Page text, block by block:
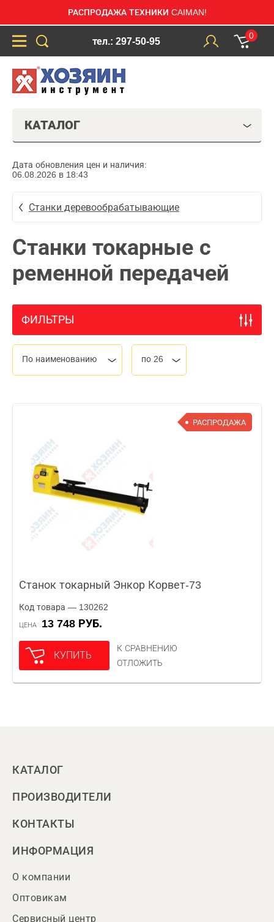
РАСПРОДАЖА ТЕХНИКИ CAIMAN!
тел.: 297-50-95
0
КАТАЛОГ
Дата обновления цен и наличия:
06.08.2026 в 18:43
Станки деревообрабатывающие
Станки токарные с
ременной передачей
ФИЛЬТРЫ
По наименованию по 26
РАСПРОДАЖА
Станок токарный Энкор Корвет-73
Код товара — 130262
ЦЕНА 13 748 РУБ.
КУПИТЬ
К СРАВНЕНИЮ
ОТЛОЖИТЬ
КАТАЛОГ
ПРОИЗВОДИТЕЛИ
КОНТАКТЫ
ИНФОРМАЦИЯ
О компании
Оптовикам
Сервисный центр